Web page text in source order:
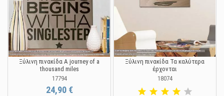
Ξύλινη πινακίδα A journey of a
thousand miles
17794
24,90 €
Ξύλινη πινακίδα Τα καλύτερα
έρχονται
18074